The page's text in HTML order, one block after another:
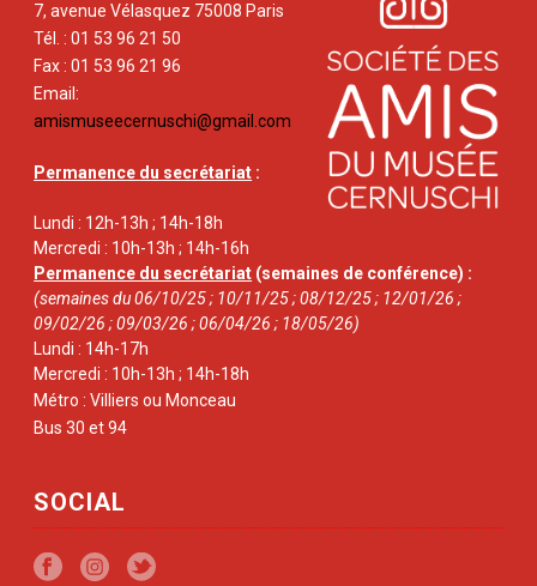
7, avenue Vélasquez 75008 Paris
Tél. : 01 53 96 21 50
Fax : 01 53 96 21 96
Email:
amismuseecernuschi@gmail.com
Permanence du secrétariat :
Lundi : 12h-13h ; 14h-18h
Mercredi : 10h-13h ; 14h-16h
Permanence du secrétariat (semaines de conférence) :
(semaines du 06/10/25 ; 10/11/25 ; 08/12/25 ; 12/01/26 ;
09/02/26 ; 09/03/26 ; 06/04/26 ; 18/05/26)
Lundi : 14h-17h
Mercredi : 10h-13h ; 14h-18h
Métro : Villiers ou Monceau
Bus 30 et 94
SOCIAL